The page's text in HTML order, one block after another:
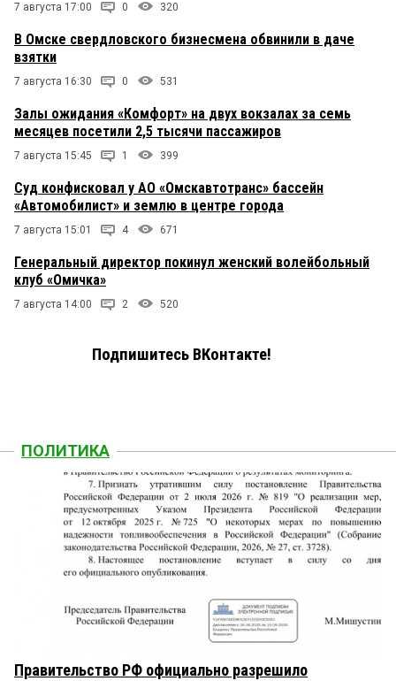
7 августа 17:00 0 320
В Омске свердловского бизнесмена обвинили в даче
взятки
7 августа 16:30 0 531
Залы ожидания «Комфорт» на двух вокзалах за семь
месяцев посетили 2,5 тысячи пассажиров
7 августа 15:45 1 399
Суд конфисковал у АО «Омскавтотранс» бассейн
«Автомобилист» и землю в центре города
7 августа 15:01 4 671
Генеральный директор покинул женский волейбольный
клуб «Омичка»
7 августа 14:00 2 520
Подпишитесь ВКонтакте!
ПОЛИТИКА
Правительство РФ официально разрешило